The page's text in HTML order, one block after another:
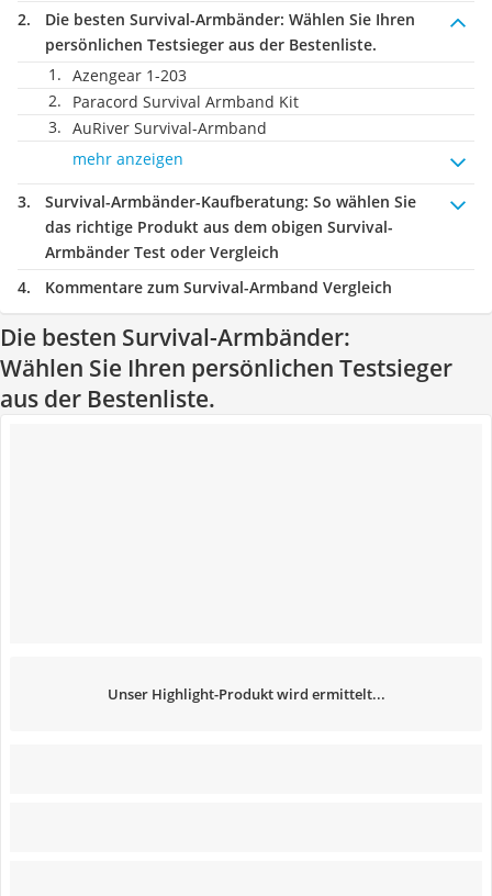
Die besten Survival-Armbänder: Wählen Sie Ihren
persönlichen Testsieger aus der Bestenliste.
Azengear 1-203
Paracord Survival Armband Kit
AuRiver Survival-Armband
mehr anzeigen
Survival-Armbänder-Kaufberatung: So wählen Sie
das richtige Produkt aus dem obigen Survival-
Armbänder Test oder Vergleich
Kommentare zum Survival-Armband Vergleich
Die besten Survival-Armbänder:
Wählen Sie Ihren persönlichen Testsieger
aus der Bestenliste.
Unser Highlight-Produkt wird ermittelt...